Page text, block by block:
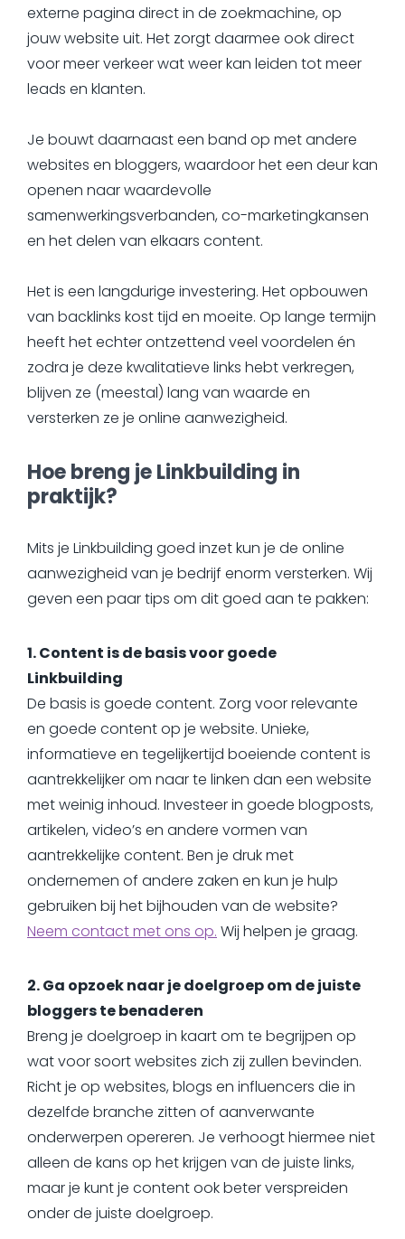
externe pagina direct in de zoekmachine, op
jouw website uit. Het zorgt daarmee ook direct
voor meer verkeer wat weer kan leiden tot meer
leads en klanten.
Je bouwt daarnaast een band op met andere
websites en bloggers, waardoor het een deur kan
openen naar waardevolle
samenwerkingsverbanden, co-marketingkansen
en het delen van elkaars content.
Het is een langdurige investering. Het opbouwen
van backlinks kost tijd en moeite. Op lange termijn
heeft het echter ontzettend veel voordelen én
zodra je deze kwalitatieve links hebt verkregen,
blijven ze (meestal) lang van waarde en
versterken ze je online aanwezigheid.
Hoe breng je Linkbuilding in
praktijk?
Mits je Linkbuilding goed inzet kun je de online
aanwezigheid van je bedrijf enorm versterken. Wij
geven een paar tips om dit goed aan te pakken:
1. Content is de basis voor goede
Linkbuilding
De basis is goede content. Zorg voor relevante
en goede content op je website. Unieke,
informatieve en tegelijkertijd boeiende content is
aantrekkelijker om naar te linken dan een website
met weinig inhoud. Investeer in goede blogposts,
artikelen, video’s en andere vormen van
aantrekkelijke content. Ben je druk met
ondernemen of andere zaken en kun je hulp
gebruiken bij het bijhouden van de website?
Neem contact met ons op. Wij helpen je graag.
2. Ga opzoek naar je doelgroep om de juiste
bloggers te benaderen
Breng je doelgroep in kaart om te begrijpen op
wat voor soort websites zich zij zullen bevinden.
Richt je op websites, blogs en influencers die in
dezelfde branche zitten of aanverwante
onderwerpen opereren. Je verhoogt hiermee niet
alleen de kans op het krijgen van de juiste links,
maar je kunt je content ook beter verspreiden
onder de juiste doelgroep.